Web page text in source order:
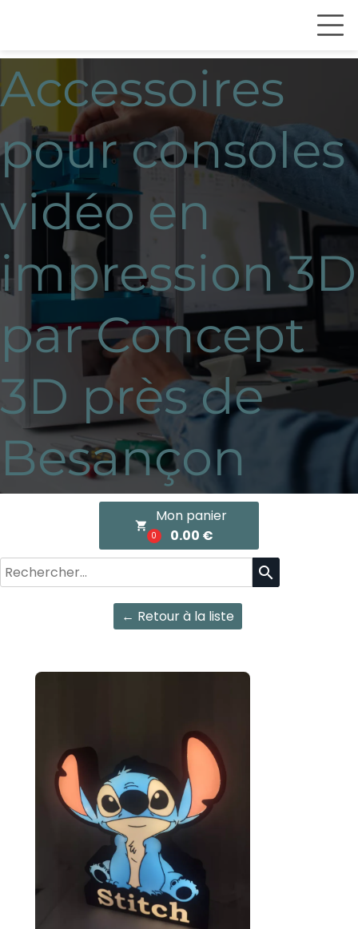
Accessoires
pour consoles
vidéo en
impression 3D
par Concept
3D près de
Besançon
local_grocery_store
0
Mon panier
0.00 €
search
← Retour à la liste